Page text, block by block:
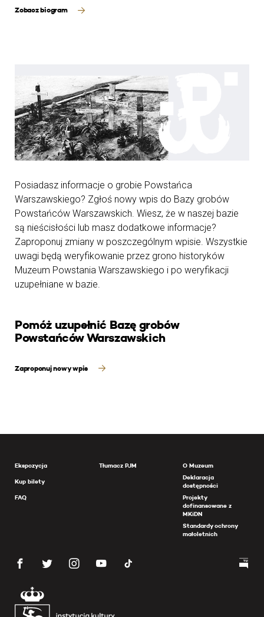
Zobacz biogram
Posiadasz informacje o grobie Powstańca
Warszawskiego? Zgłoś nowy wpis do Bazy grobów
Powstańców Warszawskich. Wiesz, że w naszej bazie
są nieścisłości lub masz dodatkowe informacje?
Zaproponuj zmiany w poszczególnym wpisie. Wszystkie
uwagi będą weryfikowanie przez grono historyków
Muzeum Powstania Warszawskiego i po weryfikacji
uzupełniane w bazie.
Pomóż uzupełnić Bazę grobów
Powstańców Warszawskich
Zaproponuj nowy wpis
Ekspozycja
Kup bilety
FAQ
Tłumacz PJM
O Muzeum
Deklaracja
dostępności
Projekty
dofinansowane z
MKiDN
Standardy ochrony
małoletnich